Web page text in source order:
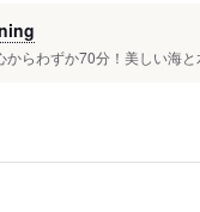
からわずか70分！美しい海